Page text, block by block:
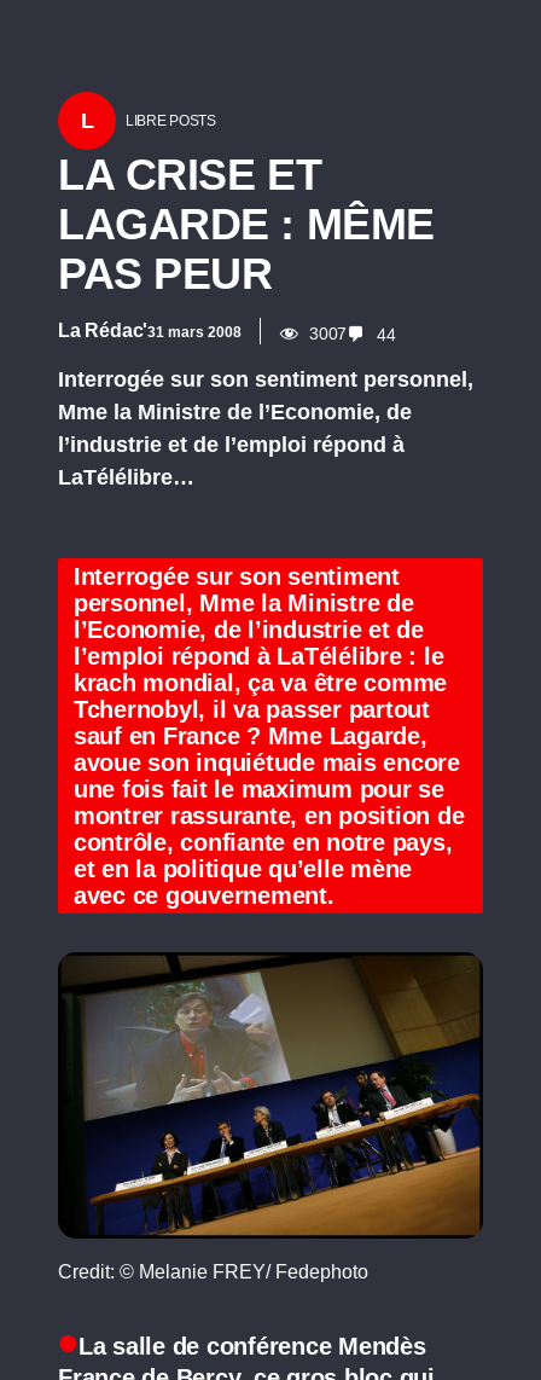
L LIBRE POSTS
LA CRISE ET
LAGARDE : MÊME
PAS PEUR
La Rédac'31 mars 2008 3007 44
Interrogée sur son sentiment personnel,
Mme la Ministre de l’Economie, de
l’industrie et de l’emploi répond à
LaTélélibre…
Interrogée sur son sentiment
personnel, Mme la Ministre de
l’Economie, de l’industrie et de
l’emploi répond à LaTélélibre : le
krach mondial, ça va être comme
Tchernobyl, il va passer partout
sauf en France ? Mme Lagarde,
avoue son inquiétude mais encore
une fois fait le maximum pour se
montrer rassurante, en position de
contrôle, confiante en notre pays,
et en la politique qu’elle mène
avec ce gouvernement.
Credit: © Melanie FREY/ Fedephoto
La salle de conférence Mendès